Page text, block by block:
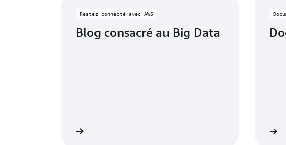
Restez connecté avec AWS
Blog consacré au Big Data